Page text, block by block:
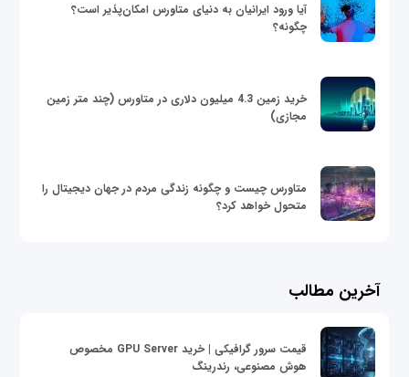
آیا ورود ایرانیان به دنیای متاورس امکان‌پذیر است؟
چگونه؟
خرید زمین 4.3 میلیون دلاری در متاورس (چند متر زمین
مجازی)
متاورس چیست و چگونه زندگی مردم در جهان دیجیتال را
متحول خواهد کرد؟
آخرین مطالب
قیمت سرور گرافیکی | خرید GPU Server مخصوص
هوش مصنوعی، رندرینگ